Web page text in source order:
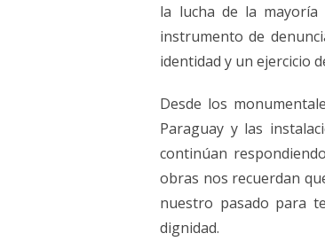
la lucha de la
instrumento de
identidad y un ejercicio
Desde los
Paraguay y las
continúan
obras nos recuerdan
nuestro pasado para
dignidad.